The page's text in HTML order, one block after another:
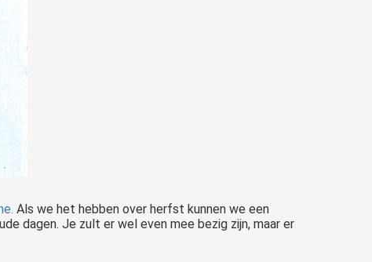
Als we het hebben over herfst kunnen we een
dagen. Je zult er wel even mee bezig zijn, maar er